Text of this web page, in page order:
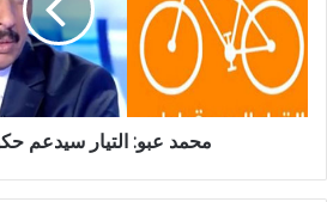
محمد عبو: التيار سيدعم